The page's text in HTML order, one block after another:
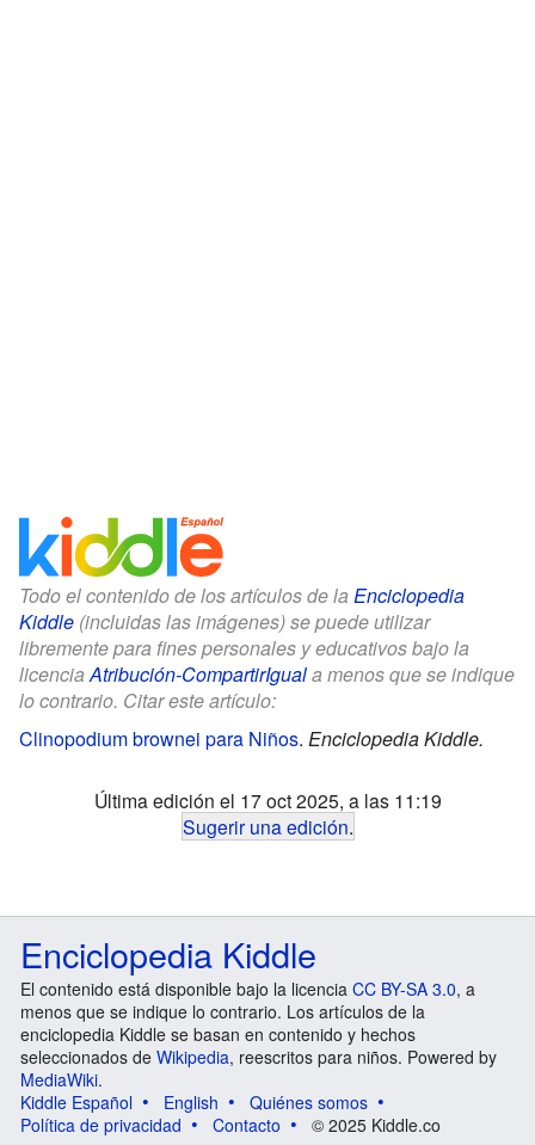
Todo el contenido de los artículos de la Enciclopedia
Kiddle (incluidas las imágenes) se puede utilizar
libremente para fines personales y educativos bajo la
licenciaAtribución-CompartirIguala menos que se indique
lo contrario. Citar este artículo:
Clinopodium brownei para Niños. Enciclopedia Kiddle.
Última edición el 17 oct 2025, a las 11:19
Sugerir una edición.
Enciclopedia Kiddle
El contenido está disponible bajo la licencia CC BY-SA 3.0, a
menos que se indique lo contrario. Los artículos de la
enciclopedia Kiddle se basan en contenido y hechos
seleccionados de Wikipedia, reescritos para niños. Powered by
MediaWiki.
Kiddle Español
English
Quiénes somos
Política de privacidad
Contacto © 2025 Kiddle.co